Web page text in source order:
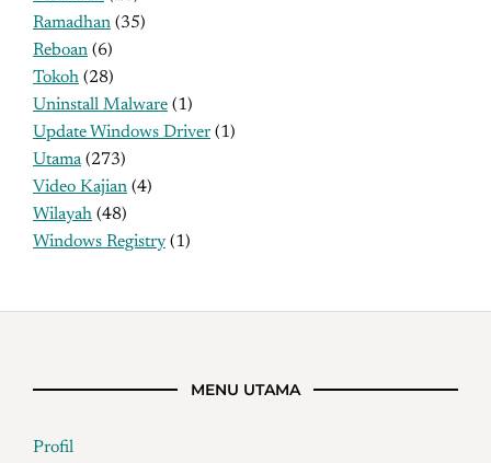
Ramadhan (35)
Reboan (6)
Tokoh (28)
Uninstall Malware (1)
Update Windows Driver (1)
Utama(273)
Video Kajian (4)
Wilayah (48)
Windows Registry (1)
MENU UTAMA
Profil